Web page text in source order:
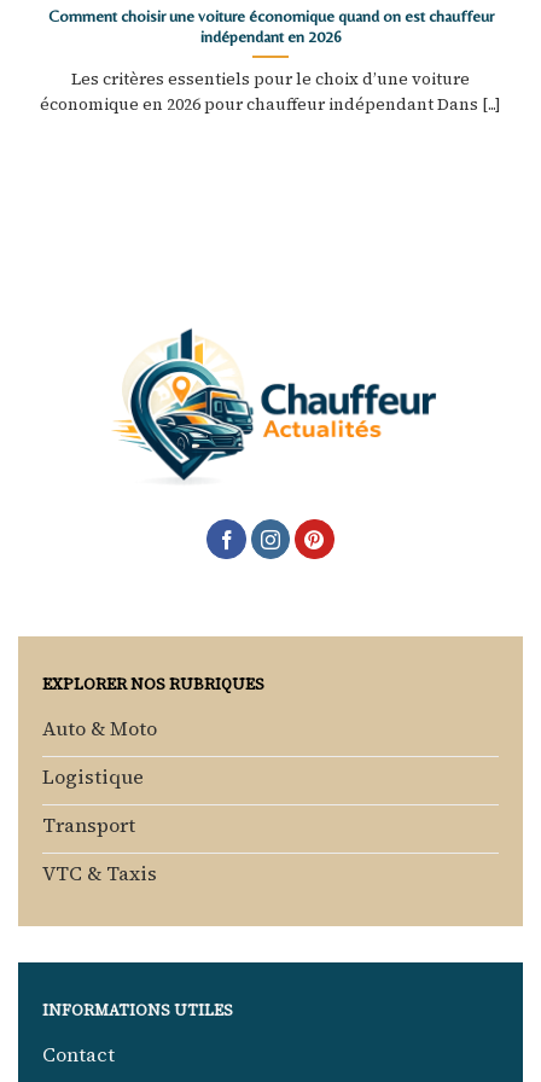
Comment choisir une voiture économique quand on est chauffeur
indépendant en 2026
Les critères essentiels pour le choix d’une voiture
économique en 2026 pour chauffeur indépendant Dans [...]
EXPLORER NOS RUBRIQUES
Auto & Moto
Logistique
Transport
VTC & Taxis
INFORMATIONS UTILES
Contact